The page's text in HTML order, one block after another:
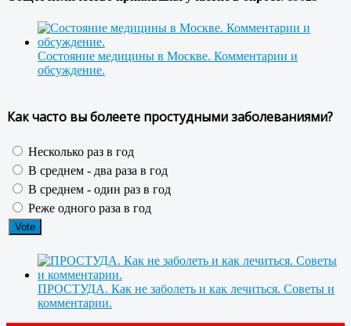
Состояние медицины в Москве. Комментарии и
обсуждение.
Как часто вы болеете простудными заболеваниями?
Несколько раз в год
В среднем - два раза в год
В среднем - один раз в год
Реже одного раза в год
ПРОСТУДА. Как не заболеть и как лечиться. Советы и
комментарии.